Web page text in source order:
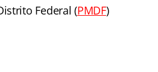
Federal (PMDF)